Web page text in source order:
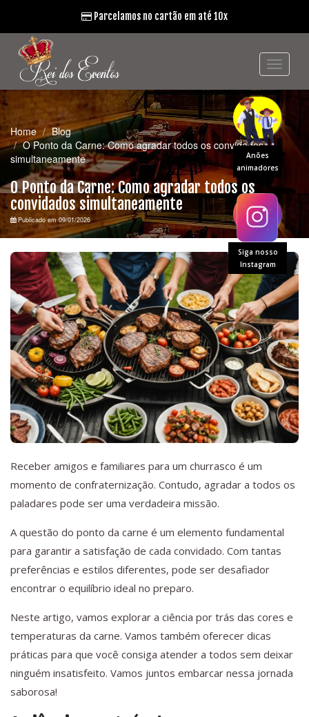
Anões
animadores
Siga nosso
Instagram
Parcelamos no cartão em até 10x
Home
Blog
O Ponto da Carne: Como agradar todos os convidados
simultaneamente
O Ponto da Carne: Como agradar todos os
convidados simultaneamente
Publicado em 09/01/2026
Receber amigos e familiares para um churrasco é um
momento de confraternização. Contudo, agradar a todos os
paladares pode ser uma verdadeira missão.
A questão do ponto da carne é um elemento fundamental
para garantir a satisfação de cada convidado. Com tantas
preferências e estilos diferentes, pode ser desafiador
encontrar o equilíbrio ideal no preparo.
Neste artigo, vamos explorar a ciência por trás das cores e
temperaturas da carne. Vamos também oferecer dicas
práticas para que você consiga atender a todos sem deixar
ninguém insatisfeito. Vamos juntos embarcar nessa jornada
saborosa!